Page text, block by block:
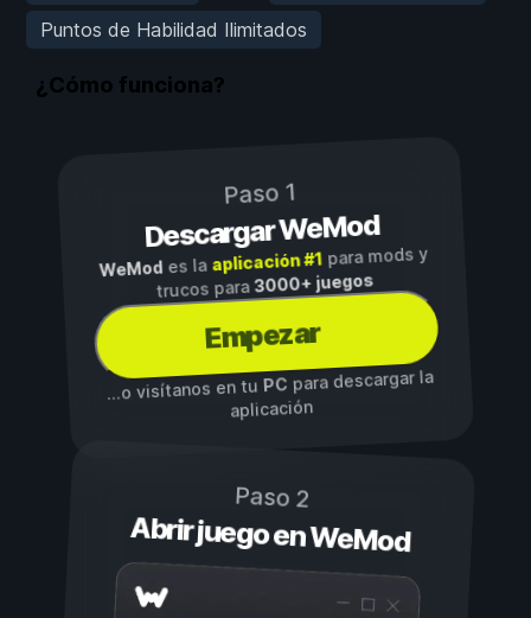
Puntos de Habilidad Ilimitados
¿Cómo funciona?
Paso 1
Descargar WeMod
WeMod es la aplicación #1para mods y
trucos para3000+ juegos
Empezar
...o visítanos en tuPCpara descargar la
aplicación
Paso 2
Abrir juego en WeMod